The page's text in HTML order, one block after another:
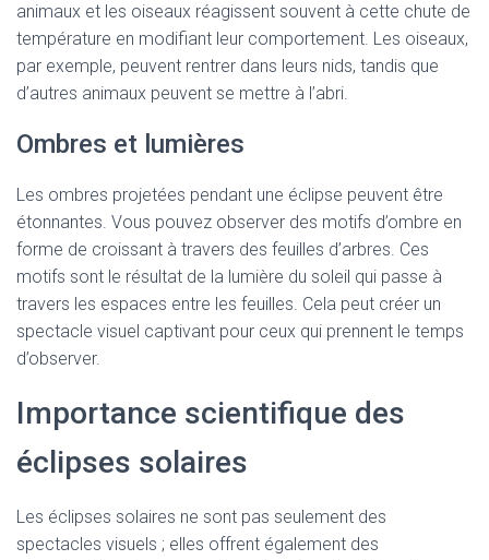
animaux et les oiseaux réagissent souvent à cette chute de
température en modifiant leur comportement. Les oiseaux,
par exemple, peuvent rentrer dans leurs nids, tandis que
d’autres animaux peuvent se mettre à l’abri.
Ombres et lumières
Les ombres projetées pendant une éclipse peuvent être
étonnantes. Vous pouvez observer des motifs d’ombre en
forme de croissant à travers des feuilles d’arbres. Ces
motifs sont le résultat de la lumière du soleil qui passe à
travers les espaces entre les feuilles. Cela peut créer un
spectacle visuel captivant pour ceux qui prennent le temps
d’observer.
Importance scientifique des
éclipses solaires
Les éclipses solaires ne sont pas seulement des
spectacles visuels ; elles offrent également des